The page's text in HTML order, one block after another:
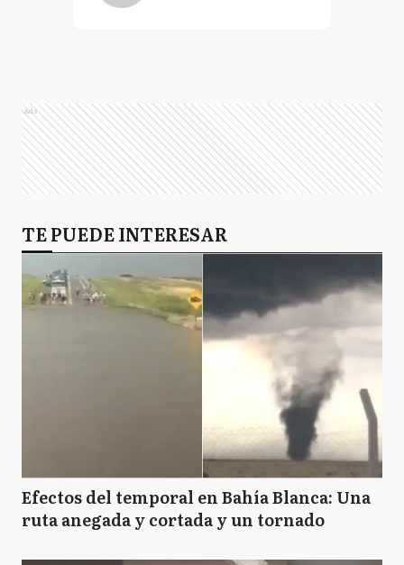
Ads
TE PUEDE INTERESAR
Efectos del temporal en Bahía Blanca: Una
ruta anegada y cortada y un tornado